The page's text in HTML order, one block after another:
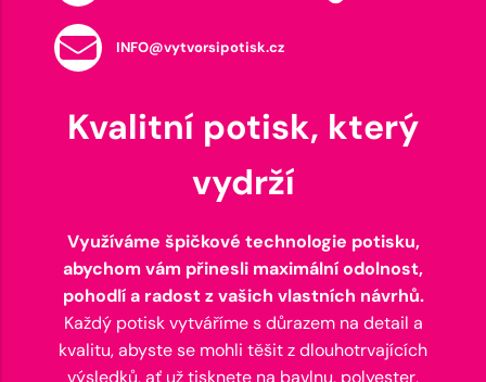
INFO@vytvorsipotisk.cz
Kvalitní potisk, který
vydrží
Využíváme špičkové technologie potisku,
abychom vám přinesli maximální odolnost,
pohodlí a radost z vašich vlastních návrhů.
Každý potisk vytváříme s důrazem na detail a
kvalitu, abyste se mohli těšit z dlouhotrvajících
výsledků, ať už tisknete na bavlnu, polyester,